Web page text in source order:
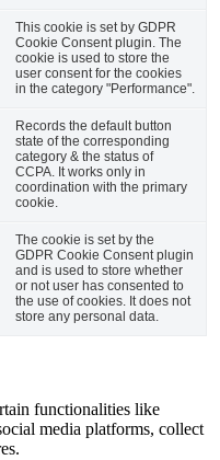
This cookie is set by GDPR
Cookie Consent plugin. The
cookie is used to store the
user consent for the cookies
in the category "Performance".
Records the default button
state of the corresponding
category & the status of
CCPA. It works only in
coordination with the primary
cookie.
The cookie is set by the
GDPR Cookie Consent plugin
and is used to store whether
or not user has consented to
the use of cookies. It does not
store any personal data.
functionalities like
media platforms, collect